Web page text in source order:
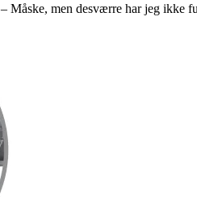
– Måske, men desværre har jeg ikke